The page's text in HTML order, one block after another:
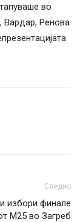
во
Ренова
Следно
избори финале
М25 во Загреб